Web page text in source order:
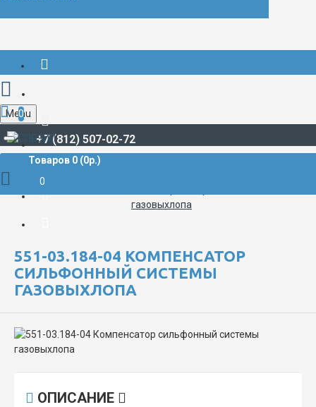
+7 (812) 507-02-72
Menu
0
Товаров 0 (0р.)
0
ЗАПЧАСТИ ДЛЯ СПЕЦТЕХНИКИ
газовыхлопа
551-03.184-04 КОМПЕНСАТОР
СИЛЬФОННЫЙ СИСТЕМЫ
ГАЗОВЫХЛОПА
ОПИСАНИЕ